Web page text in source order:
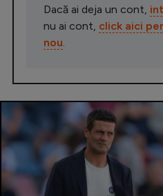
Dacă ai deja un cont,
nu ai cont, click aici
nou